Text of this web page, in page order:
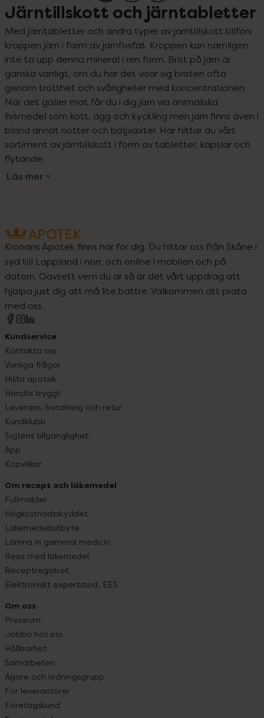
Järntillskott och järntabletter
Med järntabletter och andra typer av järntillskott tillförs
kroppen järn i form av järnfosfat. Kroppen kan nämligen
inte ta upp denna mineral i ren form. Brist på järn är
ganska vanligt, om du har det visar sig bristen ofta
genom trötthet och svårigheter med koncentrationen.
När det gäller mat får du i dig järn via animaliska
livsmedel som kött, ägg och kyckling men järn finns även i
bland annat nötter och baljväxter. Här hittar du vårt
sortiment av järntillskott i form av tabletter, kapslar och
flytande.
Läs mer
Kronans Apotek finns här för dig. Du hittar oss från Skåne i
syd till Lappland i norr, och online i mobilen och på
datorn. Oavsett vem du är så är det vårt uppdrag att
hjälpa just dig att må lite bättre. Välkommen att prata
med oss.
Kundservice
Kontakta oss
Vanliga frågor
Hitta apotek
Handla tryggt
Leverans, betalning och retur
Kundklubb
Sajtens tillgänglighet
App
Köpvillkor
Om recept och läkemedel
Fullmakter
Högkostnadsskyddet
Läkemedelsutbyte
Lämna in gammal medicin
Resa med läkemedel
Receptregistret
Elektroniskt expertstöd, EES
Om oss
Pressrum
Jobba hos oss
Hållbarhet
Samarbeten
Ägare och ledningsgrupp
För leverantörer
Företagskund